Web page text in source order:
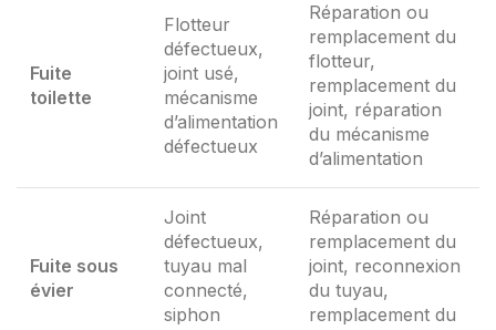
Fuite
toilette
Flotteur
défectueux,
joint usé,
mécanisme
d’alimentation
défectueux
Réparation ou
remplacement du
flotteur,
remplacement du
joint, réparation
du mécanisme
d’alimentation
Fuite sous
évier
Joint
défectueux,
tuyau mal
connecté,
siphon
Réparation ou
remplacement du
joint, reconnexion
du tuyau,
remplacement du